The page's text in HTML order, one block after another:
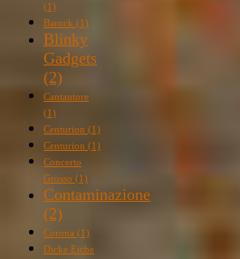
(1)
Barock (1)
Blinky
Gadgets
(2)
Cantautore
(1)
Centurion (1)
Centurion (1)
Concerto
Grosso (1)
Contaminazione
(2)
Corona (1)
Dicke Eiche